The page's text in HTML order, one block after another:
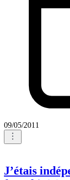
09/05/2011
J’étais